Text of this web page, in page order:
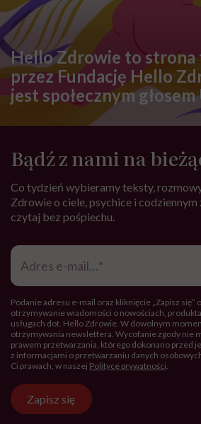
Hello Zdrowie to strona
przez Fundację Hello
jest społecznym
Bądź z nami na
Co tydzień wybieramy teksty,
Zdrowie o ciele, psychice i codziennym
czytaj bez pośpiechu.
Adres
mail*
Podanie adresu e-mail oraz kliknięcie „Zapisz się”
otrzymywanie wiadomości o nowościach,
usługach dot. Hello Zdrowie. W dowolnym
otrzymywania newslettera. Wycofanie zgody nie
prawem przetwarzania, którego dokonano przed
z informacjami o przetwarzaniu danych
Ci prawach, w naszej Polityce prywatności.
Zapisz się